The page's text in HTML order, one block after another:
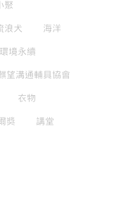
聚
浪犬 海洋
環境永續
望溝通輔具協會
衣物
獎 講堂